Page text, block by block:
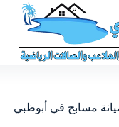
مسابح في أبوظبي